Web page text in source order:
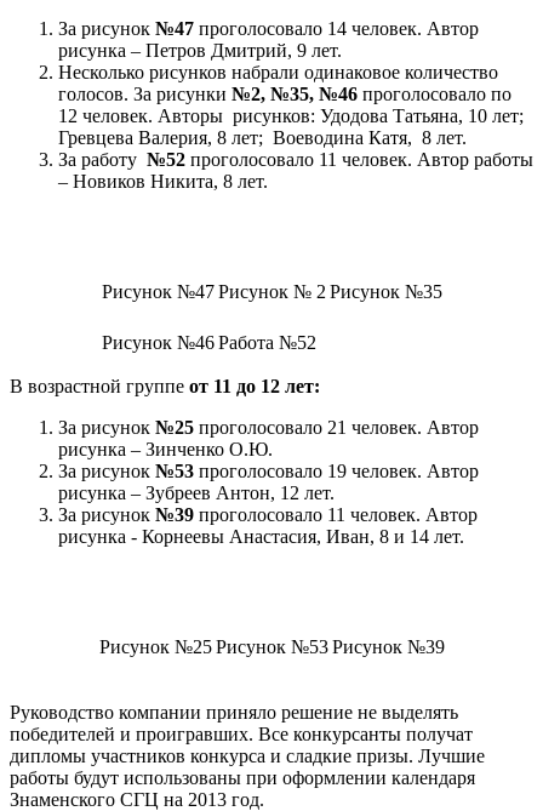
За рисунок №47 проголосовало 14 человек. Автор
рисунка – Петров Дмитрий, 9 лет.
Несколько рисунков набрали одинаковое количество
голосов. За рисунки №2, №35, №46 проголосовало по
12 человек. Авторы рисунков: Удодова Татьяна, 10 лет;
Гревцева Валерия, 8 лет; Воеводина Катя, 8 лет.
За работу №52 проголосовало 11 человек. Автор работы
– Новиков Никита, 8 лет.
Рисунок №47 Рисунок № 2 Рисунок №35
Рисунок №46 Работа №52
В возрастной группе от 11 до 12 лет:
За рисунок №25 проголосовало 21 человек. Автор
рисунка – Зинченко О.Ю.
За рисунок №53 проголосовало 19 человек. Автор
рисунка – Зубреев Антон, 12 лет.
За рисунок №39 проголосовало 11 человек. Автор
рисунка - Корнеевы Анастасия, Иван, 8 и 14 лет.
Рисунок №25 Рисунок №53 Рисунок №39
Руководство компании приняло решение не выделять
победителей и проигравших. Все конкурсанты получат
дипломы участников конкурса и сладкие призы. Лучшие
работы будут использованы при оформлении календаря
Знаменского СГЦ на 2013 год.